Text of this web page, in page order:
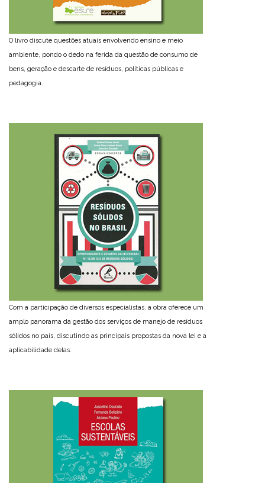
O livro discute questões atuais envolvendo ensino e meio
ambiente, pondo o dedo na ferida da questão de consumo de
bens, geração e descarte de resíduos, políticas públicas e
pedagogia.
Com a participação de diversos especialistas, a obra oferece um
amplo panorama da gestão dos serviços de manejo de resíduos
sólidos no país, discutindo as principais propostas da nova lei e a
aplicabilidade delas.